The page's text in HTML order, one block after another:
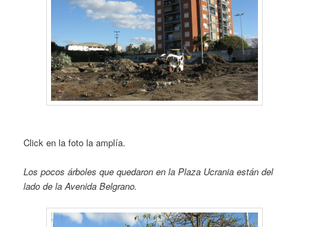
Click en la foto la amplía.
Los pocos árboles que quedaron en la Plaza Ucrania están del
lado de la Avenida Belgrano.